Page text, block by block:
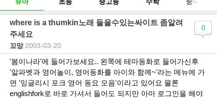
유아 초등 중고등 수학 중국어
where is a thumkin노래 들을수있는싸이트 좀알려
주세요
꼬망| 2003-03-20
0
'봄이나라'에 들어가보세요.. 왼쪽에 테마동화로 들어가신후
'알파벳과 영어놀이, 영어동화를 아이와 함께~'라는 메뉴에 가
면 '잉글리시 포크 영어 동요 모음'이라고 있어요 물론
englishfork로 바로 가셔서 들어도 되지만 아마 로그인을 해야